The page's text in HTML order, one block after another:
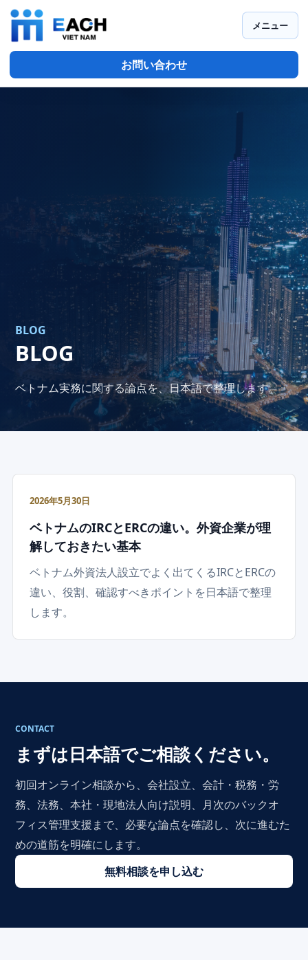
メニュー
お問い合わせ
BLOG
BLOG
ベトナム実務に関する論点を、日本語で整理します。
2026年5月30日
ベトナムのIRCとERCの違い。外資企業が理
解しておきたい基本
ベトナム外資法人設立でよく出てくるIRCとERCの
違い、役割、確認すべきポイントを日本語で整理
します。
CONTACT
まずは日本語でご相談ください。
初回オンライン相談から、会社設立、会計・税務・労
務、法務、本社・現地法人向け説明、月次のバックオ
フィス管理支援まで、必要な論点を確認し、次に進むた
めの道筋を明確にします。
無料相談を申し込む